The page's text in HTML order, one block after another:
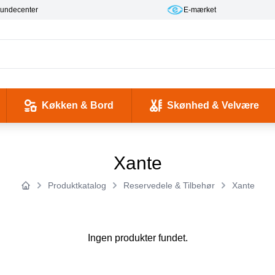
E-mærket
Køkken & Bord Skønhed & Velvære
Xante
Forside
Produktkatalog Reservedele & Tilbehør Xante
Ingen produkter fundet.